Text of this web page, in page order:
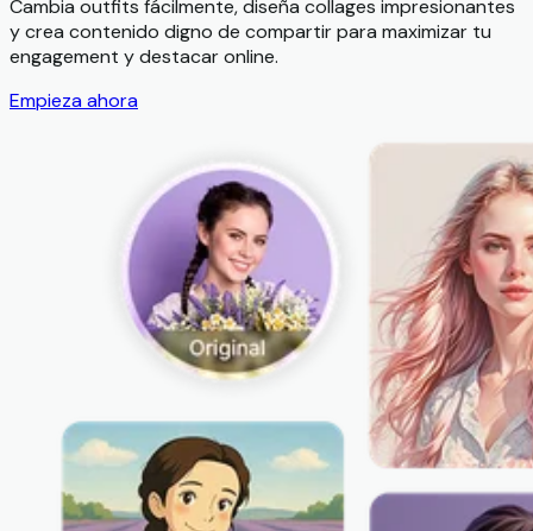
Cambia outfits fácilmente, diseña collages impresionantes
y crea contenido digno de compartir para maximizar tu
engagement y destacar online.
Empieza ahora